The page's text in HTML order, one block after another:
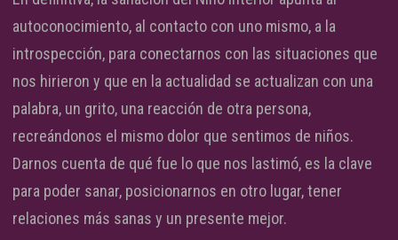
autoconocimiento, al contacto con uno mismo, a la
introspección, para conectarnos con las situaciones que
nos hirieron y que en la actualidad se actualizan con una
palabra, un grito, una reacción de otra persona,
recreándonos el mismo dolor que sentimos de niños.
Darnos cuenta de qué fue lo que nos lastimó, es la clave
para poder sanar, posicionarnos en otro lugar, tener
relaciones más sanas y un presente mejor.